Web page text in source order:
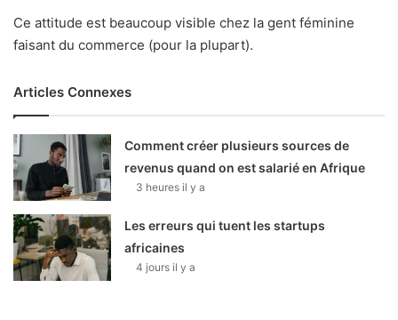
Ce attitude est beaucoup visible chez la gent féminine
faisant du commerce (pour la plupart).
Articles Connexes
Comment créer plusieurs sources de
revenus quand on est salarié en Afrique
3 heures il y a
Les erreurs qui tuent les startups
africaines
4 jours il y a